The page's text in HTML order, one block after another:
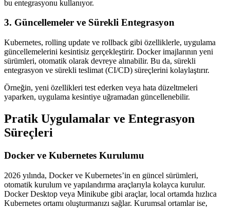
bu entegrasyonu kullanıyor.
3. Güncellemeler ve Sürekli Entegrasyon
Kubernetes, rolling update ve rollback gibi özelliklerle, uygulama
güncellemelerini kesintisiz gerçekleştirir. Docker imajlarının yeni
sürümleri, otomatik olarak devreye alınabilir. Bu da, sürekli
entegrasyon ve sürekli teslimat (CI/CD) süreçlerini kolaylaştırır.
Örneğin, yeni özellikleri test ederken veya hata düzeltmeleri
yaparken, uygulama kesintiye uğramadan güncellenebilir.
Pratik Uygulamalar ve Entegrasyon
Süreçleri
Docker ve Kubernetes Kurulumu
2026 yılında, Docker ve Kubernetes’in en güncel sürümleri,
otomatik kurulum ve yapılandırma araçlarıyla kolayca kurulur.
Docker Desktop veya Minikube gibi araçlar, local ortamda hızlıca
Kubernetes ortamı oluşturmanızı sağlar. Kurumsal ortamlar ise,